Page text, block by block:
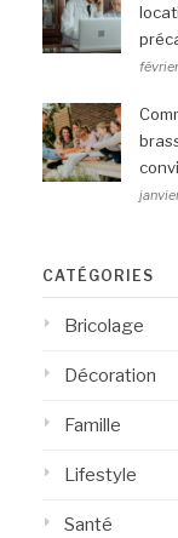
CATÉGORIES
Bricolage
Décoration
Famille
Lifestyle
Santé